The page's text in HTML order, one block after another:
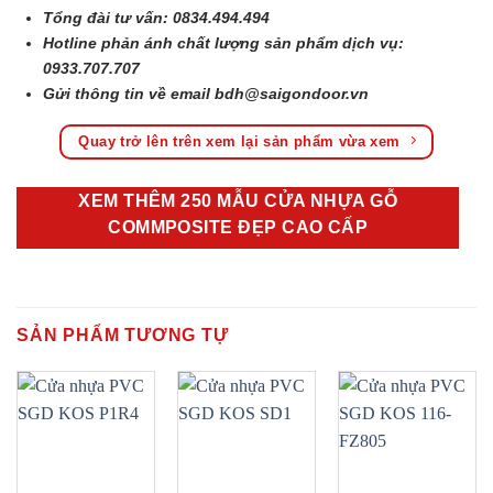
Tổng đài tư vấn: 0834.494.494
Hotline phản ánh chất lượng sản phẩm dịch vụ:
0933.707.707
Gửi thông tin về emailbdh@saigondoor.vn
Quay trở lên trên xem lại sản phẩm vừa xem
XEM THÊM 250 MẪU CỬA NHỰA GỖ
COMMPOSITE ĐẸP CAO CẤP
SẢN PHẨM TƯƠNG TỰ